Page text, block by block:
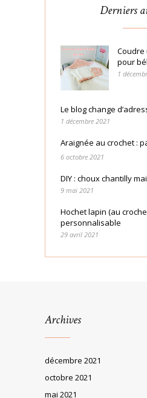
Derniers
Coudre
pour
1
Le blog change
1 décembre 2021
Araignée au crochet :
6 octobre 2021
DIY : choux chantilly
9 mai 2021
Hochet lapin (au
personnalisable
29 avril 2021
Archives
décembre 2021
octobre 2021
mai 2021